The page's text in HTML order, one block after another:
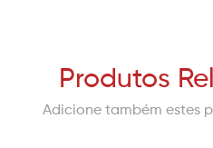
Produtos
Adicione também estes